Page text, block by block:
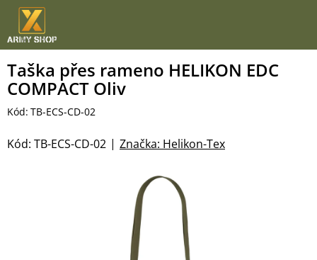
Přejít
obsah
Taška přes rameno HELIKON EDC
COMPACT Oliv
Kód: TB-ECS-CD-02
Značka: Helikon-Tex
Kód: TB-ECS-CD-02